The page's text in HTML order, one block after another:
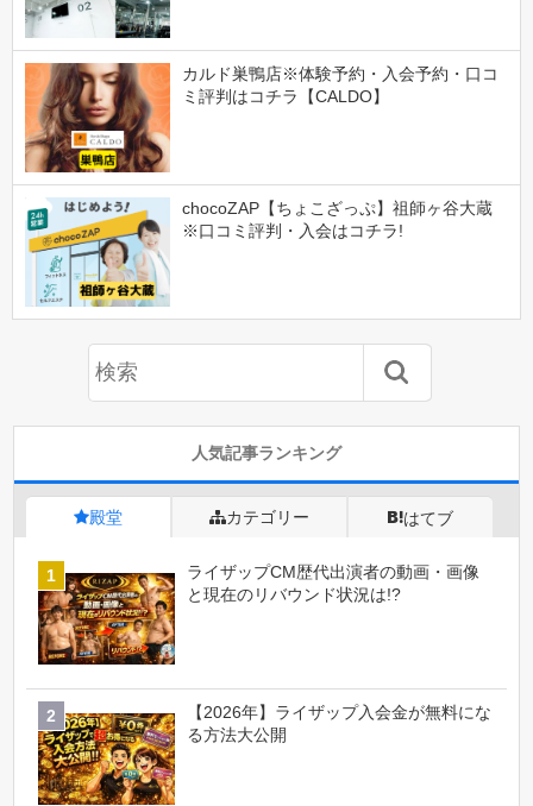
カルド巣鴨店※体験予約・入会予約・口コ
ミ評判はコチラ【CALDO】
chocoZAP【ちょこざっぷ】祖師ヶ谷大蔵
※口コミ評判・入会はコチラ!
人気記事ランキング
殿堂 カテゴリー はてブ
ライザップCM歴代出演者の動画・画像
と現在のリバウンド状況は!?
【2026年】ライザップ入会金が無料にな
る方法大公開